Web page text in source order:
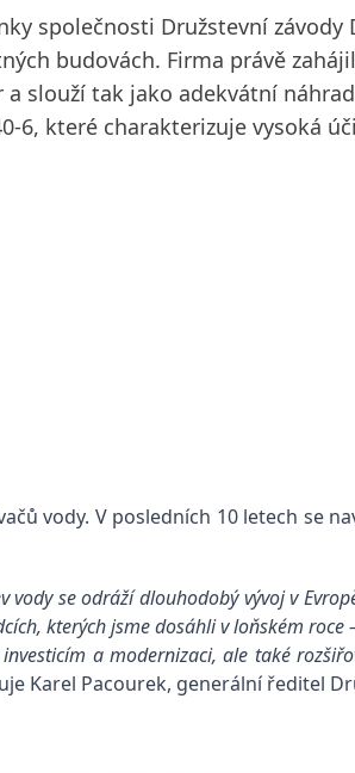
společnosti Družstevní závody
budovách. Firma právě
slouží tak jako adekvátní
6, které charakterizuje vysoká
vody. V posledních 10 letech se
se odráží dlouhodobý vývoj v
kterých jsme dosáhli v loňském
a modernizaci, ale také
Karel Pacourek, generální ředitel